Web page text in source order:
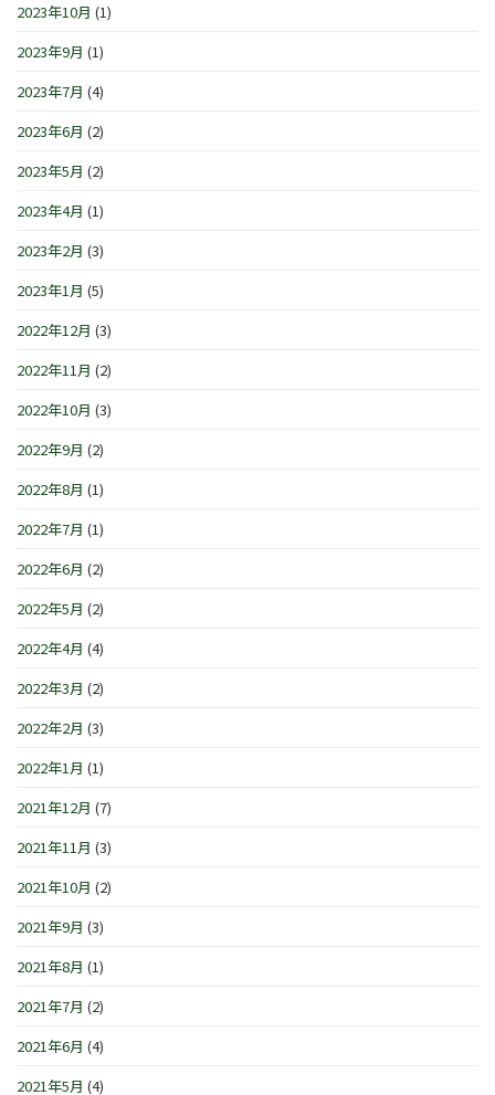
2023年10月 (1)
2023年9月 (1)
2023年7月 (4)
2023年6月 (2)
2023年5月 (2)
2023年4月 (1)
2023年2月 (3)
2023年1月 (5)
2022年12月 (3)
2022年11月 (2)
2022年10月 (3)
2022年9月 (2)
2022年8月 (1)
2022年7月 (1)
2022年6月 (2)
2022年5月 (2)
2022年4月 (4)
2022年3月 (2)
2022年2月 (3)
2022年1月 (1)
2021年12月 (7)
2021年11月 (3)
2021年10月 (2)
2021年9月 (3)
2021年8月 (1)
2021年7月 (2)
2021年6月 (4)
2021年5月 (4)